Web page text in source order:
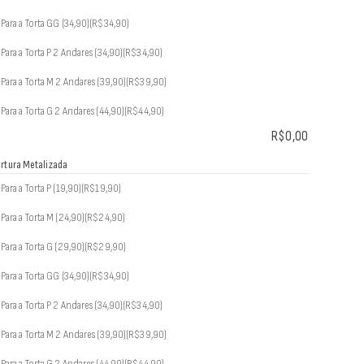
Para a Torta GG (34,90)(R$34,90)
Para a Torta P 2 Andares (34,90)(R$34,90)
Para a Torta M 2 Andares (39,90)(R$39,90)
Para a Torta G 2 Andares (44,90)(R$44,90)
R$0,00
Metalizada
Para a Torta P (19,90)(R$19,90)
Para a Torta M (24,90)(R$24,90)
Para a Torta G (29,90)(R$29,90)
Para a Torta GG (34,90)(R$34,90)
Para a Torta P 2 Andares (34,90)(R$34,90)
Para a Torta M 2 Andares (39,90)(R$39,90)